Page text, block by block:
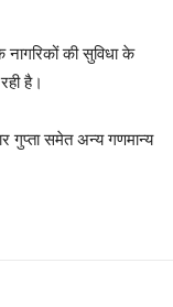
नागरिकों की सुविधा के
है।
गुप्ता समेत अन्य गणमान्य